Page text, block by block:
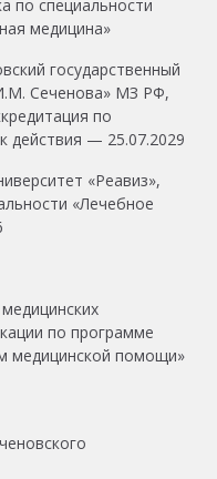
по специальности
медицина»
государственный
Сеченова» МЗ РФ,
по
действия — 25.07.2029
«Реавиз»,
«Лечебное
по программе
медицинской помощи»